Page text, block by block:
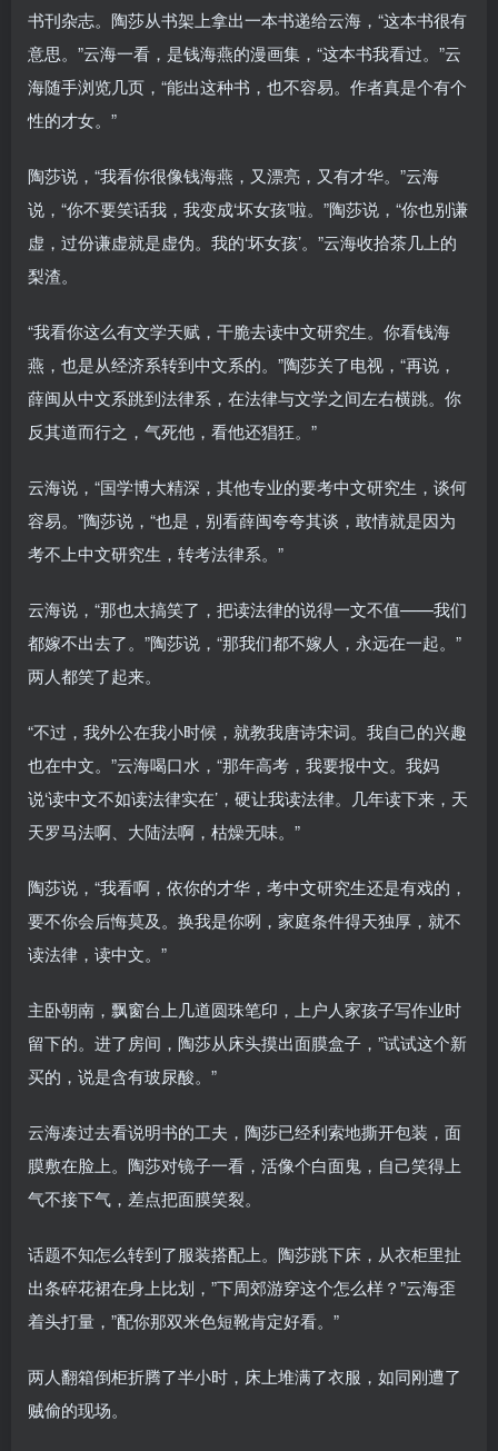
书刊杂志。陶莎从书架上拿出一本书递给云海，“这本书很有
意思。”云海一看，是钱海燕的漫画集，“这本书我看过。”云
海随手浏览几页，“能出这种书，也不容易。作者真是个有个
性的才女。”
陶莎说，“我看你很像钱海燕，又漂亮，又有才华。”云海
说，“你不要笑话我，我变成‘坏女孩’啦。”陶莎说，“你也别谦
虚，过份谦虚就是虚伪。我的‘坏女孩’。”云海收拾茶几上的
梨渣。
“我看你这么有文学天赋，干脆去读中文研究生。你看钱海
燕，也是从经济系转到中文系的。”陶莎关了电视，“再说，
薛闽从中文系跳到法律系，在法律与文学之间左右横跳。你
反其道而行之，气死他，看他还猖狂。”
云海说，“国学博大精深，其他专业的要考中文研究生，谈何
容易。”陶莎说，“也是，别看薛闽夸夸其谈，敢情就是因为
考不上中文研究生，转考法律系。”
云海说，“那也太搞笑了，把读法律的说得一文不值——我们
都嫁不出去了。”陶莎说，“那我们都不嫁人，永远在一起。”
两人都笑了起来。
“不过，我外公在我小时候，就教我唐诗宋词。我自己的兴趣
也在中文。”云海喝口水，“那年高考，我要报中文。我妈
说‘读中文不如读法律实在’，硬让我读法律。几年读下来，天
天罗马法啊、大陆法啊，枯燥无味。”
陶莎说，“我看啊，依你的才华，考中文研究生还是有戏的，
要不你会后悔莫及。换我是你咧，家庭条件得天独厚，就不
读法律，读中文。”
主卧朝南，飘窗台上几道圆珠笔印，上户人家孩子写作业时
留下的。进了房间，陶莎从床头摸出面膜盒子，”试试这个新
买的，说是含有玻尿酸。”
云海凑过去看说明书的工夫，陶莎已经利索地撕开包装，面
膜敷在脸上。陶莎对镜子一看，活像个白面鬼，自己笑得上
气不接下气，差点把面膜笑裂。
话题不知怎么转到了服装搭配上。陶莎跳下床，从衣柜里扯
出条碎花裙在身上比划，”下周郊游穿这个怎么样？”云海歪
着头打量，”配你那双米色短靴肯定好看。”
两人翻箱倒柜折腾了半小时，床上堆满了衣服，如同刚遭了
贼偷的现场。